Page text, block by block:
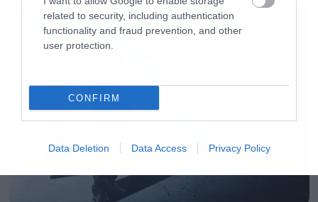
related to security, including authentication
functionality and fraud prevention, and other
user protection.
CONFIRM
Data Deletion Data Access Privacy Policy
μαθαίνετε πρώτοινέαγια μουσική, σειρές και
ταινίες. Στο instagram μας βρίσκετεεδώ